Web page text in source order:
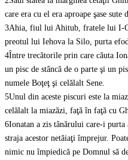
care era cu el era aproape şase sute
3Ahia, fiul lui Ahitub, fratele lui I-
preotul lui Iehova la Silo, purta
4Între trecătorile prin care căuta
un pisc de stâncă de o parte şi un
numele Boţeţ şi celălalt Sene.
5Unul din aceste piscuri este la
celălalt la miazăzi, faţă în faţă cu
6Ionatan a zis tânărului care-i
straja acestor netăiaţi împrejur.
nimic nu împiedică pe Domnul să